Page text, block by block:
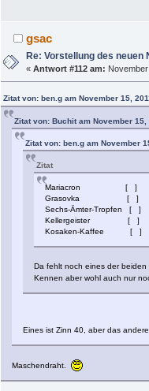
gsac
Re: Vorstellung des neuen
«Antwort #112 am:
Zitat von: ben.g am November 15,
Zitat von: Buchit am November 15,
Zitat von: ben.g am November
Zitat
Mariacron [ ]
Grasovka [ ]
Sechs-Ämter-Tropfen [ ]
Kellergeister [ ]
Kosaken-Kaffee [ ]
Da fehlt noch eines der
Kennen aber wohl auch nur
Eines ist Zinn 40, aber das
Maschendraht.